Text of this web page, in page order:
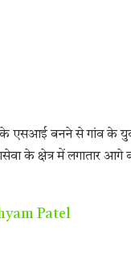
एसआई बनने से गांव के
के क्षेत्र में लगातार आगे
Patel